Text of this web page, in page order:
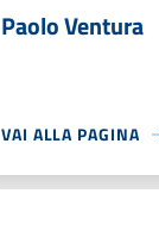
Paolo Ventura
VAI ALLA PAGINA